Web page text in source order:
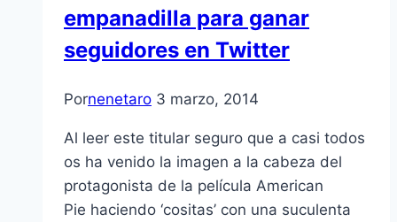
empanadilla para ganar
seguidores en Twitter
Pornenetaro 3 marzo, 2014
Al leer este titular seguro que a casi todos
os ha venido la imagen a la cabeza del
protagonista de la película American
Pie haciendo ‘cositas’ con una suculenta